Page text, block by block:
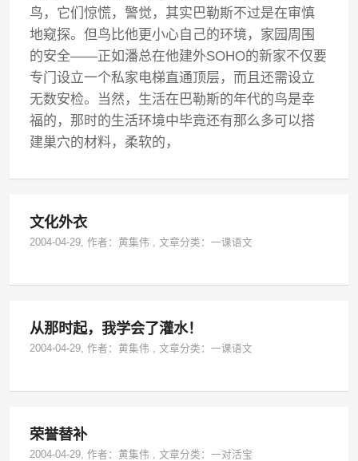
鸟，它们惊慌，警觉，其实巴勒斯不过是在审慎
地窥探。但鸟比他更小心自己的环境，家园周围
的安全——正如潘总在他建外SOHO的新家不仅要
专门设立一个私家电梯直通顶层，而且还需设立
无数安检。当然，生活在巴勒斯的年代的鸟是幸
福的，那时的生活环境中毕竟还有那么多可以搭
建巢穴的材料，柔软的，
文化外衣
2004-04-29, 作者：黄集伟 ,文章分类：一课语文
从那时起，我学会了灌水！
2004-04-29, 作者：黄集伟 ,文章分类：一课语文
荣誉替补
2004-04-29, 作者：黄集伟 ,文章分类：一对活宝